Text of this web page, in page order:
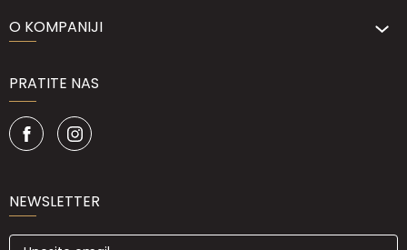
O KOMPANIJI
PRATITE NAS
NEWSLETTER